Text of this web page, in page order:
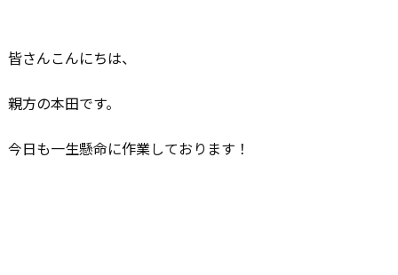
皆さんこんにちは、
親方の本田です。
今日も一生懸命に作業しております！